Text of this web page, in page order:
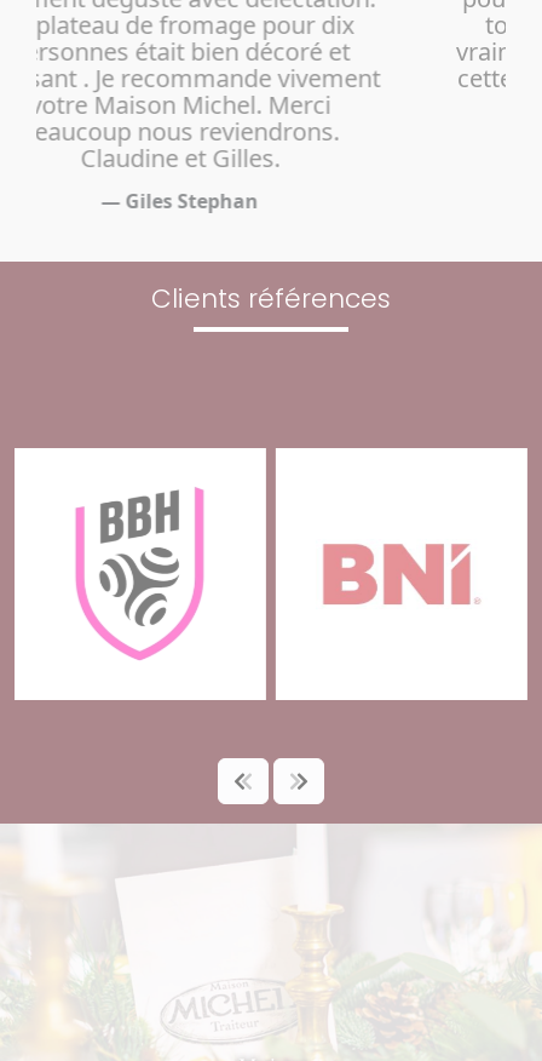
tout au long du repas, qui ont
vraiment contribué à la réussite de
cette soirée. Merci pour cette belle
expérience
— Loriana L